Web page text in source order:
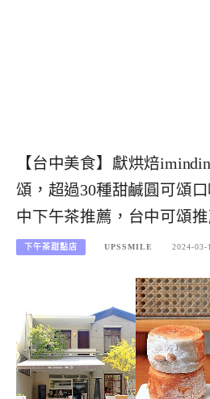
【台中美食】獻烘焙
頌，超過30種甜鹹圓可頌
中下午茶推薦，台中可頌
下午茶甜點店 UPSSMILE 2024-03-